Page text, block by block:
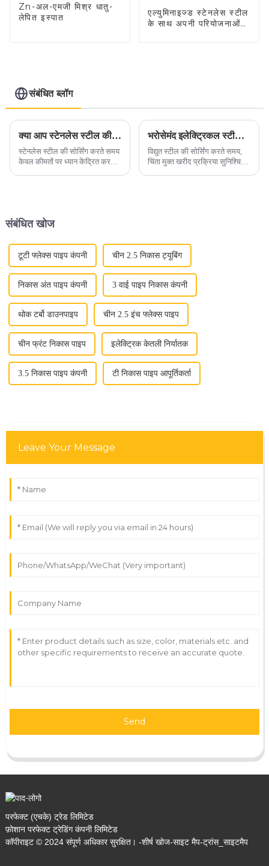
Zn-अल-एमजी मिश्र धातु-
लेपित इस्पात
एल्युमिनाइज्ड स्टेनलेस स्टील
के साथ अपनी परियोजनाओं
संबंधित ब्लॉग
क्या आप स्टेनलेस स्टील की सोर्सिंग करते समय केवल कीमतों पर ध्यान केंद्रित कर रहे हैं?
स्टेनलेस स्टील की सोर्सिंग करते समय
केवल कीमतों पर ध्यान केंद्रित करने
भरोसेमंद इलेक्ट्रिकल स्टील खरीद के लिए युक्तियाँ
विद्युत स्टील की सोर्सिंग करते समय,
चिंता मुक्त खरीद प्रक्रिया सुनिश्चित
संबंधित खोज
टूटी फ्लेक्स पाइप कंपनी चीन 2.5 निकास ट्यूबिंग
निकास अंत पाइप कंपनी 3 वाई पाइप निकास कंपनी
थोक टर्बो डाउनपाइप चीन 2.5 इंच फ्लेक्स पाइप
चीन फ्रंट निकास पाइप इलेक्ट्रिक केतली निर्यातक
3.5 निकास पाइप कंपनी टी निकास पाइप आपूर्तिकर्ता
Leave Your Message
Send
परफेक्ट (एचके) ट्रेड लिमिटेड
फ़ोशान परफेक्ट ट्रेडिंग कंपनी लिमिटेड
कॉपीराइट © 2024 संपूर्ण अधिकार सुरक्षित। -शीर्ष खोज-साइट मैप-ट्रांस_साइटमैप